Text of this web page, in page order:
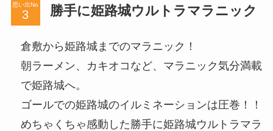
思い出No 勝手に姫路城ウルトラマラニック
倉敷から姫路城までのマラニック！
朝ラーメン、カキオコなど、マラニック気分満載
で姫路城へ。
ゴールでの姫路城のイルミネーションは圧巻！！
めちゃくちゃ感動した勝手に姫路城ウルトラマラ